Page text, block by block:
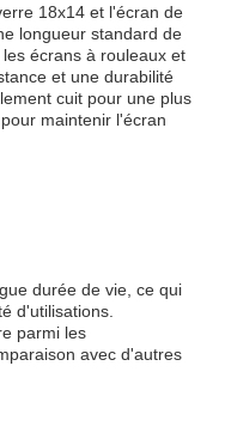
18x14 et l'écran de
longueur standard de
écrans à rouleaux et
et une durabilité
cuit pour une plus
maintenir l'écran
durée de vie, ce qui
d'utilisations.
parmi les
avec d'autres